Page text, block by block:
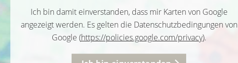
Ich bin damit einverstanden, dass mir Karten von Google
angezeigt werden. Es gelten die Datenschutzbedingungen von
Google (https://policies.google.com/privacy).